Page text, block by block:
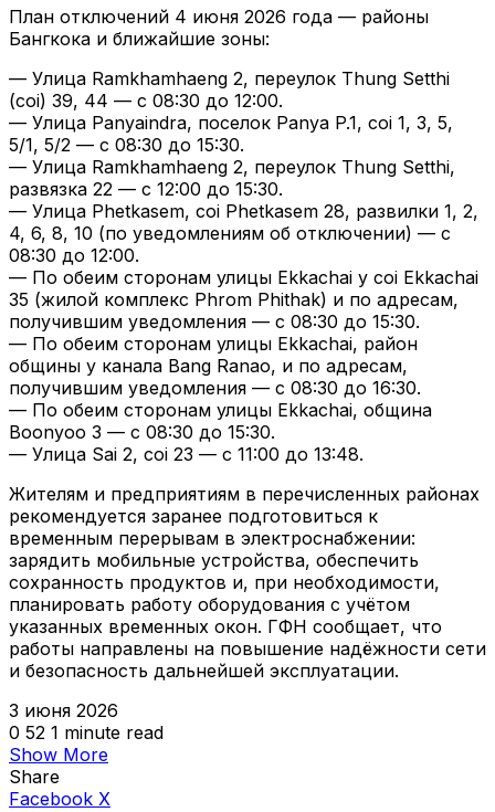
План отключений 4 июня 2026 года — районы
Бангкока и ближайшие зоны:
— Улица Ramkhamhaeng 2, переулок Thung Setthi
(соi) 39, 44 — с 08:30 до 12:00.
— Улица Panyaindra, поселок Panya P.1, соi 1, 3, 5,
5/1, 5/2 — с 08:30 до 15:30.
— Улица Ramkhamhaeng 2, переулок Thung Setthi,
развязка 22 — с 12:00 до 15:30.
— Улица Phetkasem, соi Phetkasem 28, развилки 1, 2,
4, 6, 8, 10 (по уведомлениям об отключении) — с
08:30 до 12:00.
— По обеим сторонам улицы Ekkachai у соi Ekkachai
35 (жилой комплекс Phrom Phithak) и по адресам,
получившим уведомления — с 08:30 до 15:30.
— По обеим сторонам улицы Ekkachai, район
общины у канала Bang Ranao, и по адресам,
получившим уведомления — с 08:30 до 16:30.
— По обеим сторонам улицы Ekkachai, община
Boonyoo 3 — с 08:30 до 15:30.
— Улица Sai 2, соi 23 — с 11:00 до 13:48.
Жителям и предприятиям в перечисленных районах
рекомендуется заранее подготовиться к
временным перерывам в электроснабжении:
зарядить мобильные устройства, обеспечить
сохранность продуктов и, при необходимости,
планировать работу оборудования с учётом
указанных временных окон. ГФН сообщает, что
работы направлены на повышение надёжности сети
и безопасность дальнейшей эксплуатации.
3 июня 2026
0 52 1 minute read
Show More
Share
Facebook X